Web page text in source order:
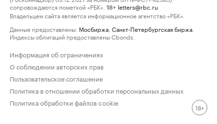
сопровождаются пометкой «РБК».
18+ letters@rbc.ru
Владельцем сайта является информационное агентство «РБК».
Данные предоставлены: Мосбиржа Санкт-Петербургская биржа
Индексы облигаций предоставлены Cbonds.
Информация об ограничениях
О соблюдении авторских прав
Пользовательское соглашение
Политика в отношении обработки персональных данных
Политика обработки файлов cookie
18+